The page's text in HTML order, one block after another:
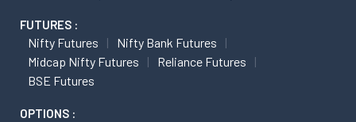
FUTURES :
Nifty Futures
Nifty Bank Futures
Midcap Nifty Futures
Reliance Futures
BSE Futures
OPTIONS :